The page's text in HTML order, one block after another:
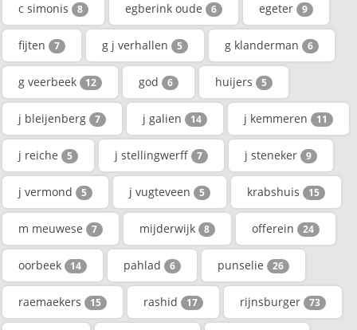
c simonis 8 egberink oude 6 egeter 9
fijten 7 g j verhallen 5 g klanderman 6
g veerbeek 12 god 6 huijers 5
j bleijenberg 7 j galien 14 j kemmeren 11
j reiche 5 j stellingwerff 7 j steneker 9
j vermond 5 j vugteveen 5 krabshuis 15
m meuwese 7 mijderwijk 8 offerein 24
oorbeek 14 pahlad 6 punselie 26
raemaekers 15 rashid 17 rijnsburger 73